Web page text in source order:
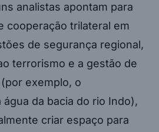
analistas apontam para
cooperação trilateral em
de segurança regional,
terrorismo e a gestão de
exemplo, o
da bacia do rio Indo),
criar espaço para